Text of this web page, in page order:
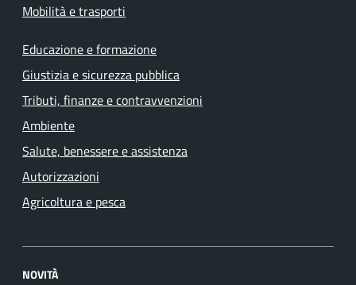
Mobilità e trasporti
Educazione e formazione
Giustizia e sicurezza pubblica
Tributi, finanze e contravvenzioni
Ambiente
Salute, benessere e assistenza
Autorizzazioni
Agricoltura e pesca
NOVITÀ